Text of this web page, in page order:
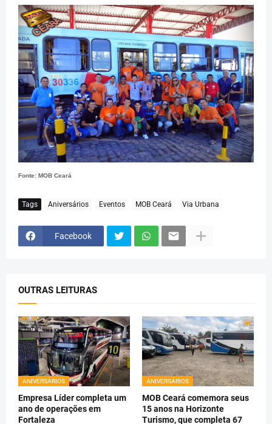
Fonte: MOB Ceará
Tags Aniversários Eventos MOB Ceará Via Urbana
Facebook
OUTRAS LEITURAS
ANIVERSÁRIOS
Empresa Líder completa um
ano de operações em
Fortaleza
ANIVERSÁRIOS
MOB Ceará comemora seus
15 anos na Horizonte
Turismo, que completa 67